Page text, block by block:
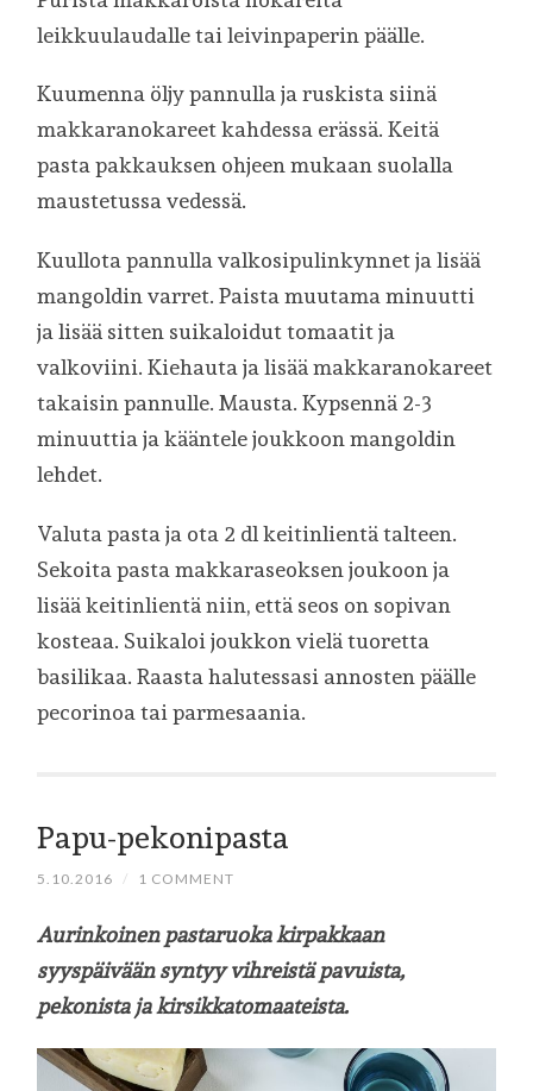
leikkuulaudalle tai leivinpaperin päälle.
Kuumenna öljy pannulla ja ruskista siinä
makkaranokareet kahdessa erässä. Keitä
pasta pakkauksen ohjeen mukaan suolalla
maustetussa vedessä.
Kuullota pannulla valkosipulinkynnet ja lisää
mangoldin varret. Paista muutama minuutti
ja lisää sitten suikaloidut tomaatit ja
valkoviini. Kiehauta ja lisää makkaranokareet
takaisin pannulle. Mausta. Kypsennä 2-3
minuuttia ja kääntele joukkoon mangoldin
lehdet.
Valuta pasta ja ota 2 dl keitinlientä talteen.
Sekoita pasta makkaraseoksen joukoon ja
lisää keitinlientä niin, että seos on sopivan
kosteaa. Suikaloi joukkon vielä tuoretta
basilikaa. Raasta halutessasi annosten päälle
pecorinoa tai parmesaania.
Papu-pekonipasta
5.10.2016 / 1 COMMENT
Aurinkoinen pastaruoka kirpakkaan
syyspäivään syntyy vihreistä pavuista,
pekonista ja kirsikkatomaateista.